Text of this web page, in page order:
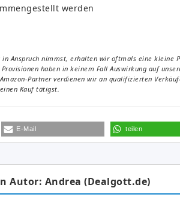
werden
Anspruch nimmst, erhalten wir oftmals eine kleine
haben in keinem Fall Auswirkung auf
Partner verdienen wir an qualifizierten
Kauf tätigst.
E-Mail teilen
Autor: Andrea (Dealgott.de)